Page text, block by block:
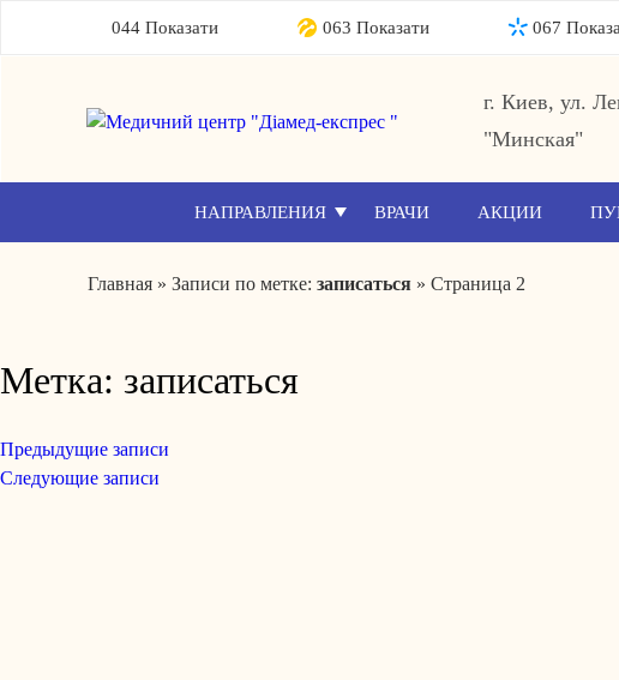
044 Показати 063 Показати 067
г. Киев, ул.
"Минская"
НАПРАВЛЕНИЯ ВРАЧИ АКЦИИ
Главная » Записи по метке: записаться » Страница 2
Метка: записаться
Навигация
Предыдущие записи
Следующие записи